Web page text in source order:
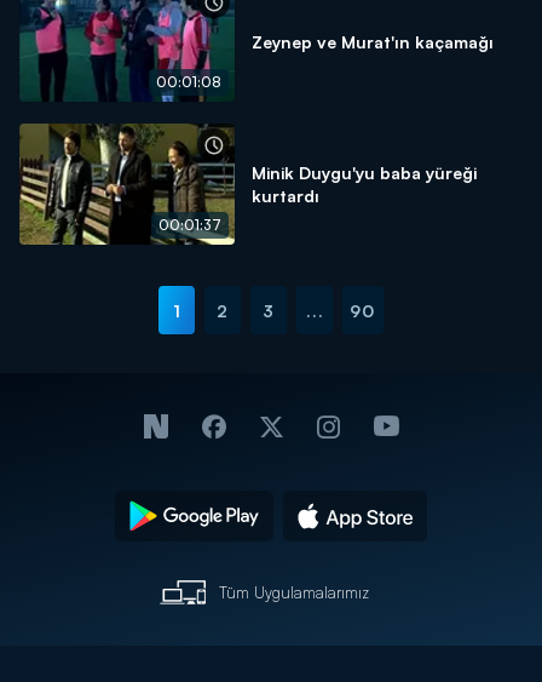
00:01:08
Zeynep ve Murat'ın kaçamağı
00:01:37
Minik Duygu'yu baba yüreği
kurtardı
1 2 3 ... 90
Tüm Uygulamalarımız